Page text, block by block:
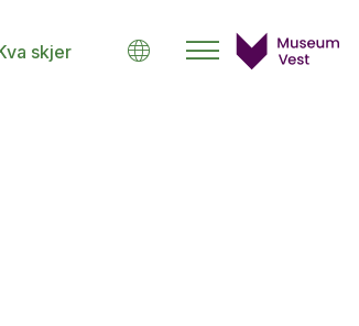
skjer